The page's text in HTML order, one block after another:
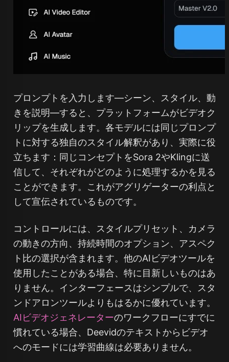
プロンプトを入力します—シーン、スタイル、動
きを説明—すると、プラットフォームがビデオク
リップを生成します。各モデルには同じプロンプ
トに対する独自のスタイル解釈があり、実際に役
立ちます：同じコンセプトをSora 2やKlingに送
信して、それぞれがどのように処理するかを見る
ことができます。これがアグリゲーターの利点と
して宣伝されているものです。
コントロールには、スタイルプリセット、カメラ
の動きの方向、持続時間のオプション、アスペク
ト比の選択が含まれます。他のAIビデオツールを
使用したことがある場合、特に目新しいものはあ
りません。インターフェースはシンプルで、スタ
ンドアロンツールよりもはるかに優れています。
AIビデオジェネレーターのワークフローにすでに
慣れている場合、Deevidのテキストからビデオ
へのモードには学習曲線は必要ありません。